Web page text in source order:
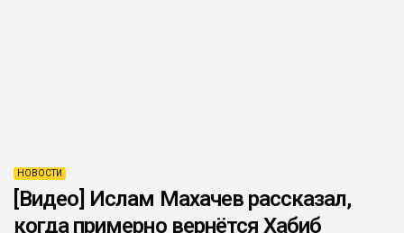
НОВОСТИ
[Видео] Ислам Махачев рассказал,
когда примерно вернётся Хабиб